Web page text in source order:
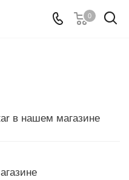
0
в нашем магазине